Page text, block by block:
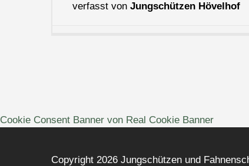
verfasst von Jungschützen Hövelhof
Cookie Consent Banner von Real Cookie Banner
Copyright 2026 Jungschützen und